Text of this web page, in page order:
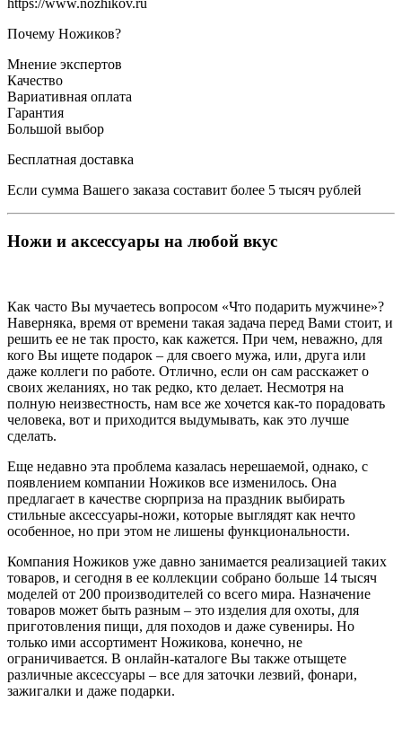
https://www.nozhikov.ru
Почему Ножиков?
Мнение экспертов
Качество
Вариативная оплата
Гарантия
Большой выбор
Бесплатная доставка
Если сумма Вашего заказа составит более 5 тысяч рублей
Ножи и аксессуары на любой вкус
Как часто Вы мучаетесь вопросом «Что подарить мужчине»?
Наверняка, время от времени такая задача перед Вами стоит, и
решить ее не так просто, как кажется. При чем, неважно, для
кого Вы ищете подарок – для своего мужа, или, друга или
даже коллеги по работе. Отлично, если он сам расскажет о
своих желаниях, но так редко, кто делает. Несмотря на
полную неизвестность, нам все же хочется как-то порадовать
человека, вот и приходится выдумывать, как это лучше
сделать.
Еще недавно эта проблема казалась нерешаемой, однако, с
появлением компании Ножиков все изменилось. Она
предлагает в качестве сюрприза на праздник выбирать
стильные аксессуары-ножи, которые выглядят как нечто
особенное, но при этом не лишены функциональности.
Компания Ножиков уже давно занимается реализацией таких
товаров, и сегодня в ее коллекции собрано больше 14 тысяч
моделей от 200 производителей со всего мира. Назначение
товаров может быть разным – это изделия для охоты, для
приготовления пищи, для походов и даже сувениры. Но
только ими ассортимент Ножикова, конечно, не
ограничивается. В онлайн-каталоге Вы также отыщете
различные аксессуары – все для заточки лезвий, фонари,
зажигалки и даже подарки.